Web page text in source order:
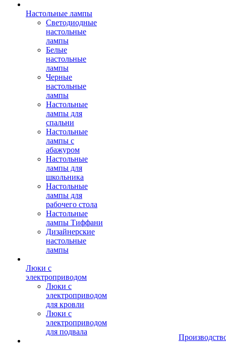
Настольные лампы
Светодиодные
настольные
лампы
Белые
настольные
лампы
Черные
настольные
лампы
Настольные
лампы для
спальни
Настольные
лампы с
абажуром
Настольные
лампы для
школьника
Настольные
лампы для
рабочего стола
Настольные
лампы Тиффани
Дизайнерские
настольные
лампы
Люки с
электроприводом
Люки с
электроприводом
для кровли
Люки с
электроприводом
для подвала